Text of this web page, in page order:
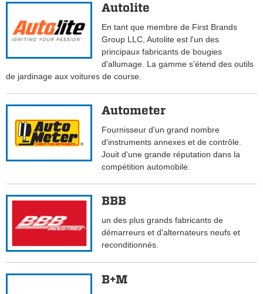
Autolite
En tant que membre de First Brands
Group LLC, Autolite est l'un des
principaux fabricants de bougies
d'allumage. La gamme s'étend des outils
de jardinage aux voitures de course.
Autometer
Fournisseur d'un grand nombre
d'instruments annexes et de contrôle.
Jouit d'une grande réputation dans la
compétition automobile.
BBB
un des plus grands fabricants de
démarreurs et d'alternateurs neufs et
reconditionnés.
B+M